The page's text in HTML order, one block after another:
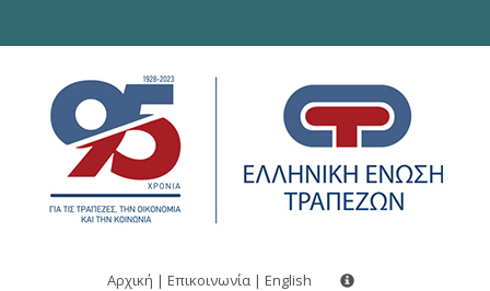
Αρχική | Επικοινωνία | English